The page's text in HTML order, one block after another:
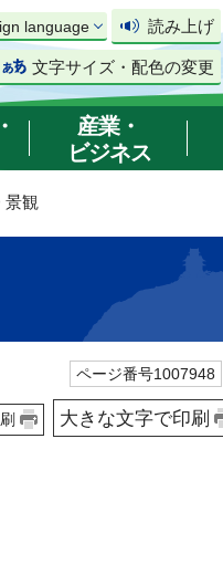
language 読み上げ
文字サイズ・配色の変更
産業・
ビジネス
景観
ページ番号1007948
大きな文字で印刷